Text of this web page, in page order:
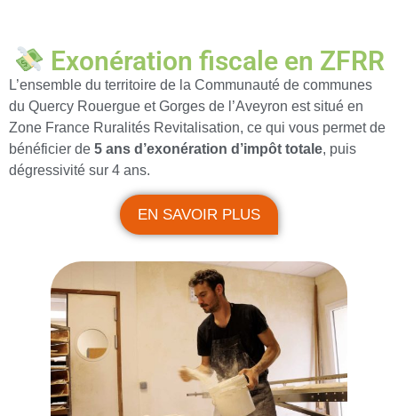
Exonération fiscale en ZFRR
L’ensemble du territoire de la Communauté de communes
du Quercy Rouergue et Gorges de l’Aveyron est situé en
Zone France Ruralités Revitalisation, ce qui vous permet de
bénéficier de 5 ans d’exonération d’impôt totale, puis
dégressivité sur 4 ans.
EN SAVOIR PLUS